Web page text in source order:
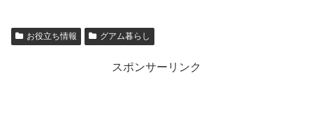
お役立ち情報 グアム暮らし
スポンサーリンク